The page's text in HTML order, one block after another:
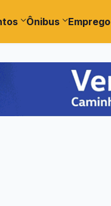
Ônibus Emprego